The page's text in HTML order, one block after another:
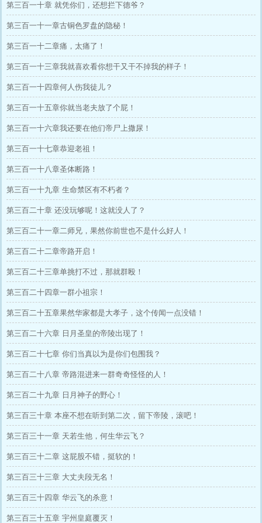
第三百一十章 就凭你们，还想拦下德爷？
第三百一十一章古铜色罗盘的隐秘！
第三百一十二章痛，太痛了！
第三百一十三章我就喜欢看你想干又干不掉我的样子！
第三百一十四章何人伤我徒儿？
第三百一十五章你就当老夫放了个屁！
第三百一十六章我还要在他们帝尸上撒尿！
第三百一十七章恭迎老祖！
第三百一十八章圣体断路！
第三百一十九章 生命禁区有不朽者？
第三百二十章 还没玩够呢！这就没人了？
第三百二十一章二师兄，果然你前世也不是什么好人！
第三百二十二章帝路开启！
第三百二十三章单挑打不过，那就群殴！
第三百二十四章一群小祖宗！
第三百二十五章果然华家都是大孝子，这个传闻一点没错！
第三百二十六章 日月圣皇的帝陵出现了！
第三百二十七章 你们当真以为是你们包围我？
第三百二十八章 帝路混进来一群奇奇怪怪的人！
第三百二十九章 日月神子的野心！
第三百三十章 本座不想在听到第二次，留下帝陵，滚吧！
第三百三十一章 天若生他，何生华云飞？
第三百三十二章 这屁股不错，挺软的！
第三百三十三章 大丈夫段无名！
第三百三十四章 华云飞的杀意！
第三百三十五章 宇州皇庭覆灭！